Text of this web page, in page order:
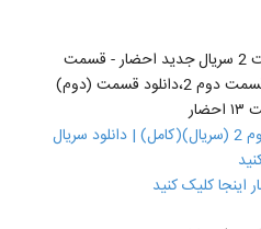
سریال احضار قسمت 2،دانلود قسمت 2 سریال جدید احضار - قسمت
دوم،قسمت 2 دوم سریال احضار | قسمت دوم 2،دانلود قسمت (دوم)
جهت دانلود سریال احضار قسمت دوم 2 (سریال)(کامل) | دانلود سریال
کلیک کنید